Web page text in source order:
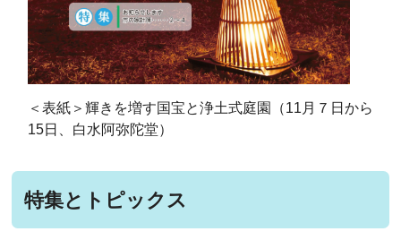
＜表紙＞輝きを増す国宝と浄土式庭園（11月７日から
15日、白水阿弥陀堂）
特集とトピックス